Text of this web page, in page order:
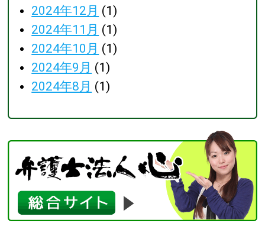
2024年12月 (1)
2024年11月 (1)
2024年10月 (1)
2024年9月 (1)
2024年8月 (1)